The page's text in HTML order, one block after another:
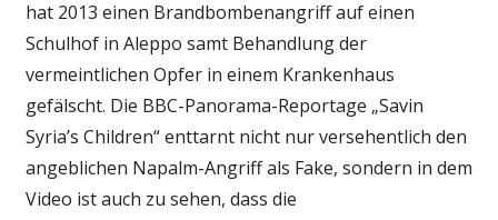
Wissenschaft
hat 2013 einen Brandbombenangriff auf einen
Schulhof in Aleppo samt Behandlung der
vermeintlichen Opfer in einem Krankenhaus
gefälscht. Die BBC-Panorama-Reportage „Savin
Syria’s Children“ enttarnt nicht nur versehentlich den
angeblichen Napalm-Angriff als Fake, sondern in dem
Video ist auch zu sehen, dass die